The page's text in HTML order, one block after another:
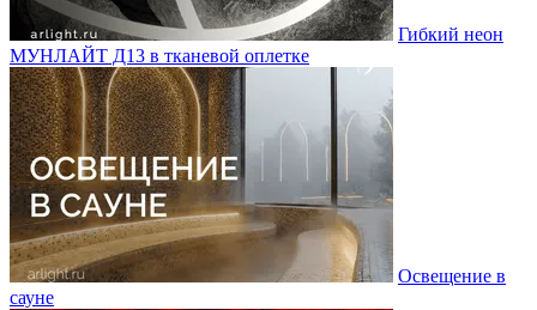
Гибкий неон
МУНЛАЙТ Д13 в тканевой оплетке
Освещение в
сауне